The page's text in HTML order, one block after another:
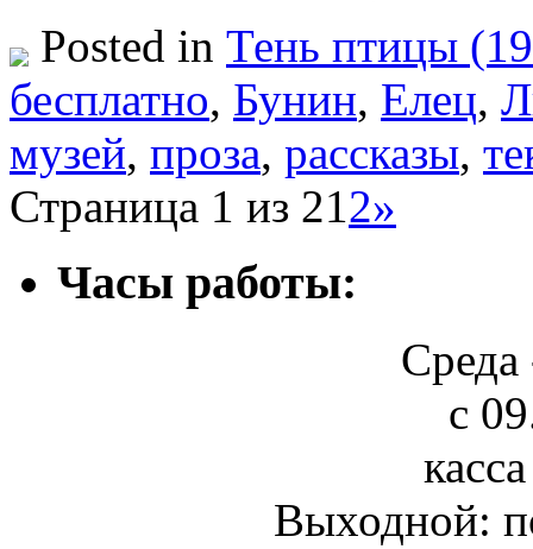
Posted in Тень птицы
бесплатно, Бунин, Елец,
музей, проза, рассказы,
Страница 1 из 21 2»
Часы работы:
Среда
с
Выходной: